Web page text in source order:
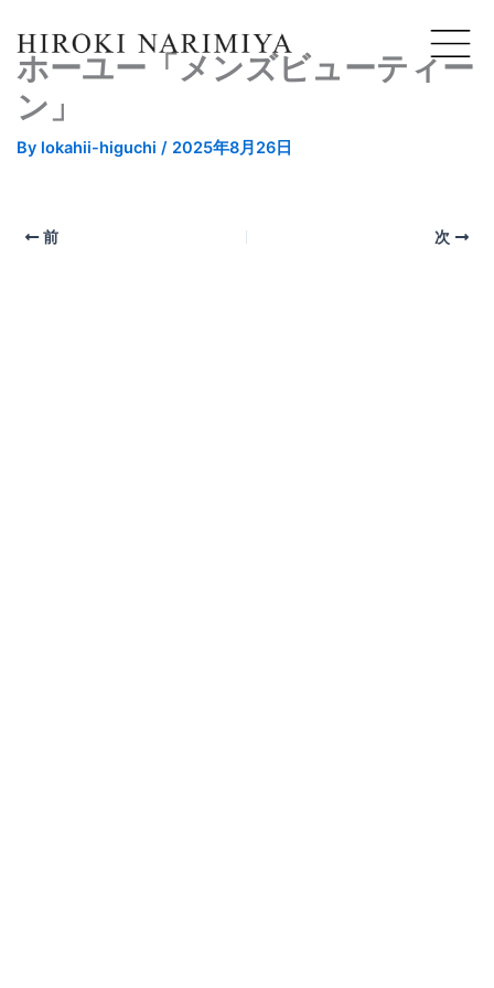
ホーユー「メンズビューティー
ン」
By lokahii-higuchi / 2025年8月26日
前 次